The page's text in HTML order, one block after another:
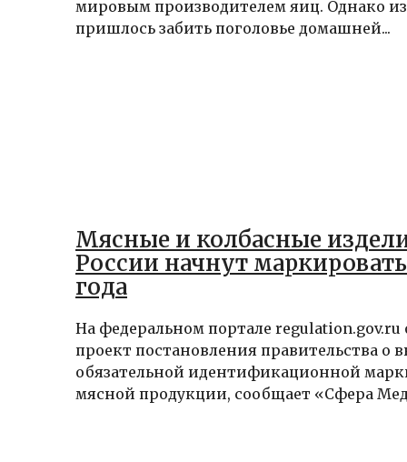
мировым производителем яиц. Однако
пришлось забить поголовье домашней...
Мясные и колбасные
России начнут маркировать
года
На федеральном портале regulation.gov.ru
проект постановления правительства о
обязательной идентификационной
мясной продукции, сообщает «Сфера